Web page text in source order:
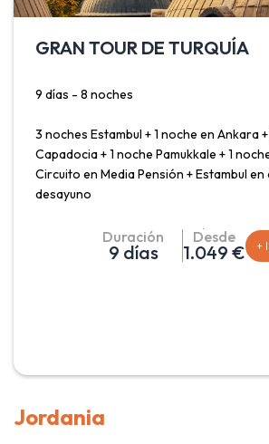
GRAN TOUR DE TURQUÍA
9 días - 8 noches
3 noches Estambul + 1 noche en Ankara
Capadocia + 1 noche Pamukkale + 1
Circuito en Media Pensión + Estambul
desayuno
Salidas Madrid, Barcelona, Málaga y
disfrutar de la singularidad y belleza de
Estambul con paseo por el Bósforo
moderna capital y centro de gobierno,
Duración
9 días
Desde
1.049 € +
Jordania